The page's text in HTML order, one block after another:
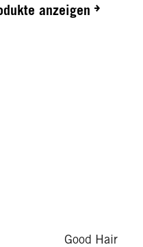
anzeigen
Good Hair